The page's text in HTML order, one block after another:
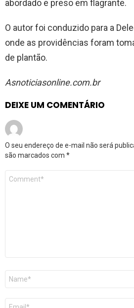
abordado e preso em flagrante.
O autor foi conduzido para a
onde as providências foram
de plantão.
Asnoticiasonline.com.br
DEIXE UM COMENTÁRIO
O seu endereço de e-mail não será
são marcados com *
Comentário
Nome
E-